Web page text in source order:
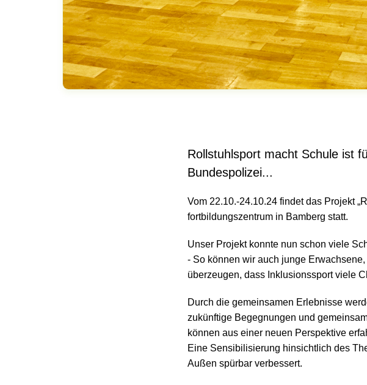
Rollstuhlsport macht Schule ist
Bundespolizei...
Vom 22.10.-24.10.24 findet das Projekt
fortbildungszentrum in Bamberg statt.
Unser Projekt konnte nun schon viele
- So können wir auch junge
überzeugen, dass Inklusionssport viele
Durch die gemeinsamen Erlebnisse
zukünftige Begegnungen und
können aus einer neuen Perspektive
Eine Sensibilisierung hinsichtlich des
Außen spürbar verbessert.